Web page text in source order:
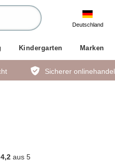
Deutschland
Kindergarten Marken
Sicherer onlinehandel
4,2aus 5